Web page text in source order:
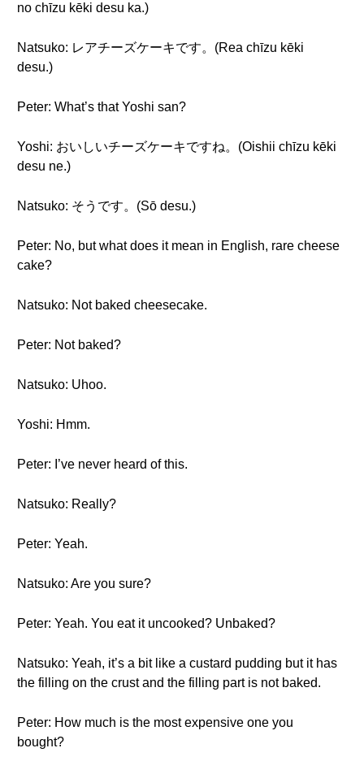
no chīzu kēki desu ka.)
Natsuko: レアチーズケーキです。(Rea chīzu kēki
desu.)
Peter: What’s that Yoshi san?
Yoshi: おいしいチーズケーキですね。(Oishii chīzu kēki
desu ne.)
Natsuko: そうです。(Sō desu.)
Peter: No, but what does it mean in English, rare cheese
cake?
Natsuko: Not baked cheesecake.
Peter: Not baked?
Natsuko: Uhoo.
Yoshi: Hmm.
Peter: I’ve never heard of this.
Natsuko: Really?
Peter: Yeah.
Natsuko: Are you sure?
Peter: Yeah. You eat it uncooked? Unbaked?
Natsuko: Yeah, it’s a bit like a custard pudding but it has
the filling on the crust and the filling part is not baked.
Peter: How much is the most expensive one you
bought?